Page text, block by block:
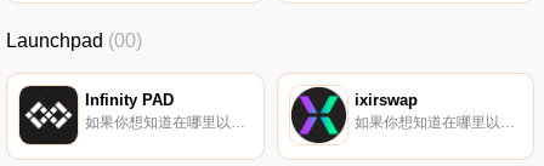
Launchpad (00)
Infinity PAD ixirswap